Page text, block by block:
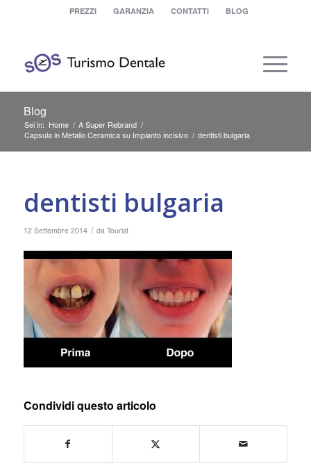
PREZZI GARANZIA CONTATTI BLOG
Blog
Sei in: Home / A Super Rebrand /
Capsula in Metallo Ceramica su Impianto incisivo / dentisti bulgaria
dentisti bulgaria
12 Settembre 2014 / da Tourist
Condividi questo articolo